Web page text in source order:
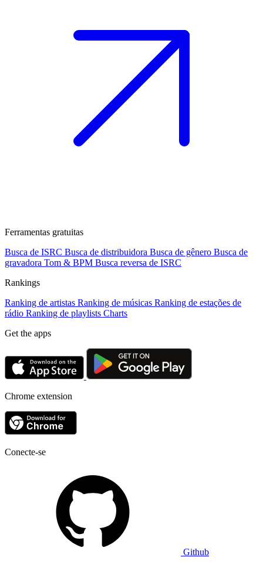
Ferramentas gratuitas
Busca de ISRC Busca de distribuidora Busca de gênero Busca de
gravadora Tom & BPM Busca reversa de ISRC
Rankings
Ranking de artistas Ranking de músicas Ranking de estações de
rádio Ranking de playlists Charts
Get the apps
Chrome extension
Conecte-se
Github